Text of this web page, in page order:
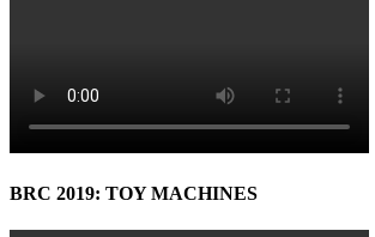
BRC 2019: TOY MACHINES